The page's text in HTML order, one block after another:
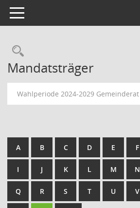
Toggle navigation
Rechercheauswahl
Mandatsträger
Wahlperiode 2024-2029 Gemeinderat
A B C D E F
I J K L M N
Q R S T U V